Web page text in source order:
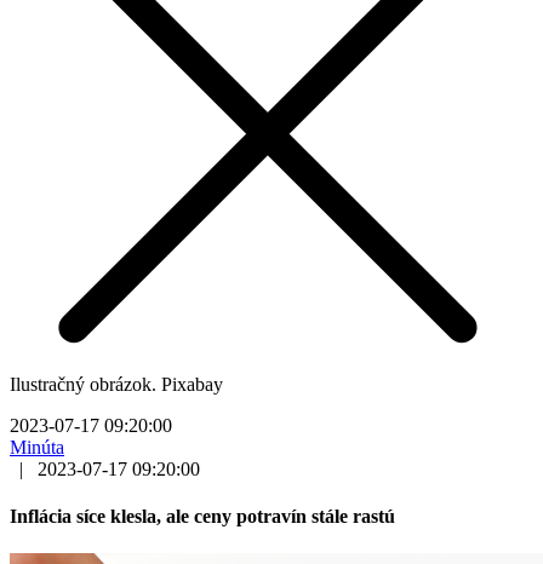
Ilustračný obrázok. Pixabay
2023-07-17 09:20:00
Minúta
|
2023-07-17 09:20:00
Inflácia síce klesla, ale ceny potravín stále rastú